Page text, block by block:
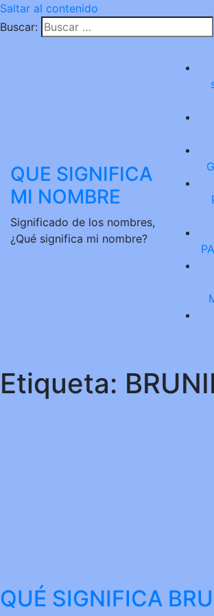
Saltar al contenido
Buscar:
QUE SIGNIFICA
MI NOMBRE
Significado de los nombres,
¿Qué significa mi nombre?
Etiqueta:
QUÉ SIGNIFICA